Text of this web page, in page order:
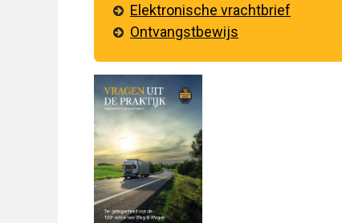
Elektronische vrachtbrief
Ontvangstbewijs